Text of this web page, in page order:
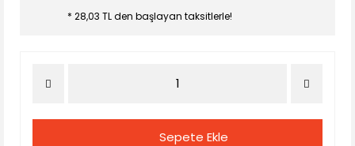
* 28,03 TL den başlayan taksitlerle!
Sepete Ekle